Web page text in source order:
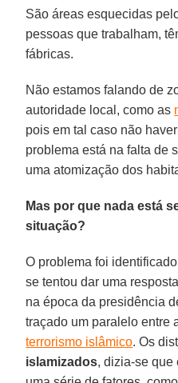
São áreas esquecidas
pessoas que trabalham,
fábricas.
Não estamos falando de
autoridade local, como as
pois em tal caso não
problema está na falta de
uma atomização dos
Mas por que nada está
situação?
O problema foi
se tentou dar uma
na época da presidência
traçado um paralelo entre
terrorismo islâmico. Os
islamizados, dizia-se que